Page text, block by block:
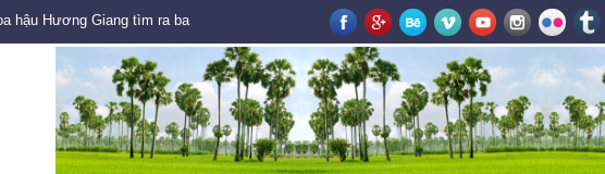
hậu Hương Giang tìm ra ba đại diện Trung Quốc – Hong Kong – Macau đến Miss Cosmo 2026